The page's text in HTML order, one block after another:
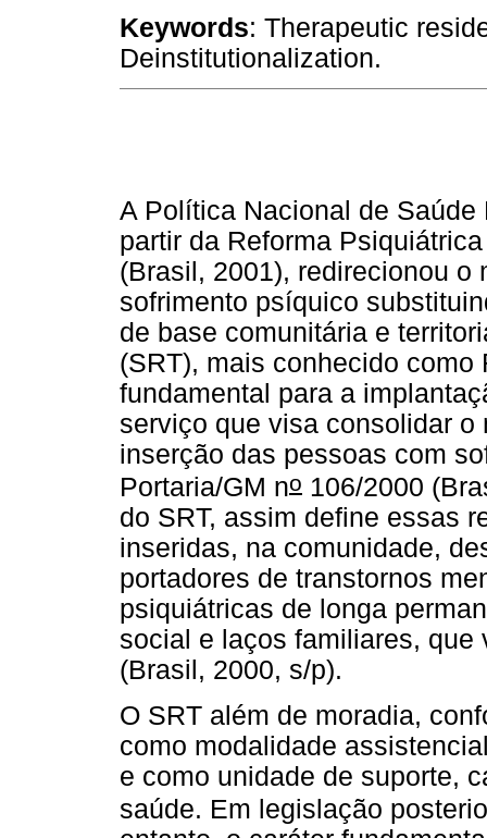
Keywords: Therapeutic
Deinstitutionalization.
A Política Nacional de
partir da Reforma
(Brasil, 2001), redirecionou
sofrimento psíquico
de base comunitária e
(SRT), mais conhecido como
fundamental para a
serviço que visa consolidar
inserção das pessoas com
Portaria/GM no 106/2000
do SRT, assim define essas
inseridas, na comunidade,
portadores de transtornos
psiquiátricas de longa
social e laços familiares,
(Brasil, 2000, s/p).
O SRT além de moradia,
como modalidade
e como unidade de suporte,
saúde. Em legislação